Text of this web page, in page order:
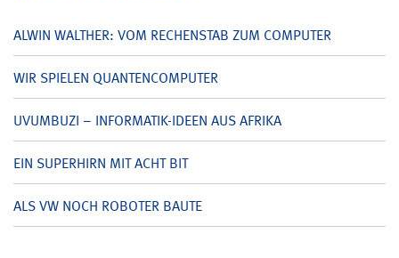
ALWIN WALTHER: VOM RECHENSTAB ZUM COMPUTER
WIR SPIELEN QUANTENCOMPUTER
UVUMBUZI – INFORMATIK-IDEEN AUS AFRIKA
EIN SUPERHIRN MIT ACHT BIT
ALS VW NOCH ROBOTER BAUTE